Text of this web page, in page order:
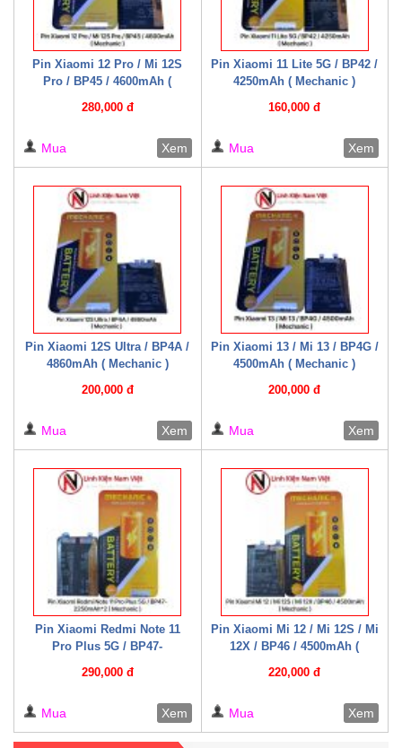
Pin Xiaomi 12 Pro / Mi 12S
Pro / BP45 / 4600mAh (
280,000 đ
Mua Xem
Pin Xiaomi 11 Lite 5G / BP42 /
4250mAh ( Mechanic )
160,000 đ
Mua Xem
Pin Xiaomi 12S Ultra / BP4A /
4860mAh ( Mechanic )
200,000 đ
Mua Xem
Pin Xiaomi 13 / Mi 13 / BP4G /
4500mAh ( Mechanic )
200,000 đ
Mua Xem
Pin Xiaomi Redmi Note 11
Pro Plus 5G / BP47-
290,000 đ
Mua Xem
Pin Xiaomi Mi 12 / Mi 12S / Mi
12X / BP46 / 4500mAh (
220,000 đ
Mua Xem